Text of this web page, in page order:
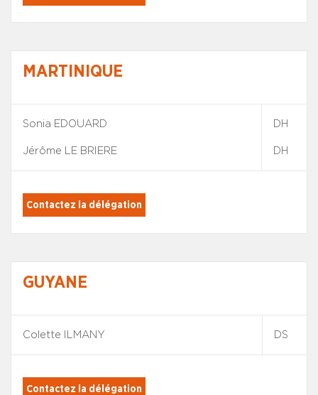
MARTINIQUE
Sonia EDOUARD
Jérôme LE BRIERE
DH
DH
Contactez la délégation
GUYANE
Colette ILMANY DS
Contactez la délégation